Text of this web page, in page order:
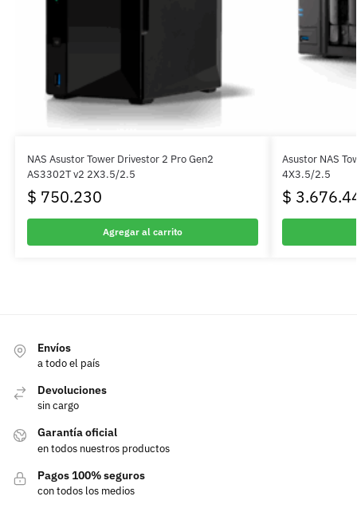
NAS Asustor Tower Drivestor 2 Pro Gen2
AS3302T v2 2X3.5/2.5
$ 750.230
Agregar al carrito
Asustor NAS
4X3.5/2.5
$
Envíos
a todo el país
Devoluciones
sin cargo
Garantía oficial
en todos nuestros productos
Pagos 100% seguros
con todos los medios